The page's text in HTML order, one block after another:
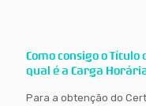
Como consigo o
qual é a Carga
Para a obtenção do